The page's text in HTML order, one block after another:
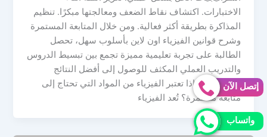
الاختبارات. اكتشاف نقاط الضعف ومعالجتها مبكرًا. تنظيم
المذاكرة بطريقة أكثر فعالية. ومن خلال المتابعة المستمرة
وشرح قوانين الفيزياء اون لاين بأسلوب سهل، تحصل
الطالبة على تجربة تعليمية مميزة تجمع بين تبسيط الدروس
والتدريب العملي المكثف للوصول إلى أفضل النتائج
الدراسية. لماذا تعتبر الفيزياء من المواد التي تحتاج إلى
متابعة مستمرة؟ تُعد الفيزياء
إتصل الآن
واتساب